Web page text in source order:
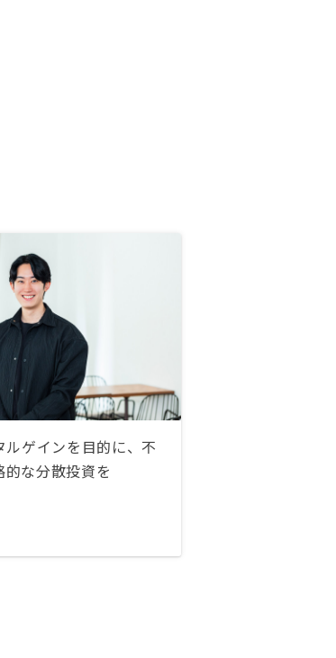
ルゲインを目的に、不
な分散投資を